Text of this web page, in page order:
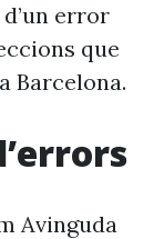
error
que
Barcelona.
Avinguda